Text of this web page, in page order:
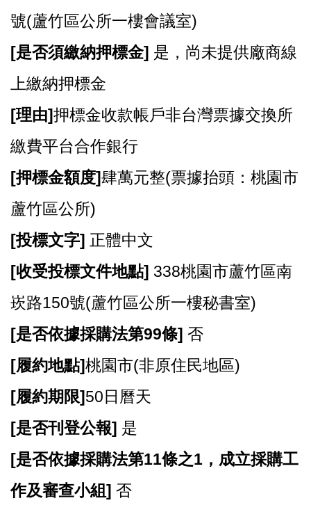
號(蘆竹區公所一樓會議室)
[是否須繳納押標金] 是，尚未提供廠商線
上繳納押標金
[理由]押標金收款帳戶非台灣票據交換所
繳費平台合作銀行
[押標金額度]肆萬元整(票據抬頭：桃園市
蘆竹區公所)
[投標文字] 正體中文
[收受投標文件地點] 338桃園市蘆竹區南
崁路150號(蘆竹區公所一樓秘書室)
[是否依據採購法第99條] 否
[履約地點]桃園市(非原住民地區)
[履約期限]50日曆天
[是否刊登公報] 是
[是否依據採購法第11條之1，成立採購工
作及審查小組] 否